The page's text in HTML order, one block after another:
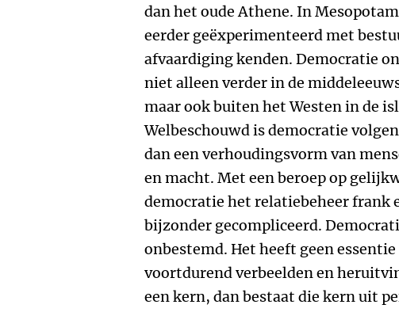
dan het oude Athene. In
eerder geëxperimenteerd met
afvaardiging kenden. Democratie
niet alleen verder in de
maar ook buiten het Westen in de
Welbeschouwd is democratie
dan een verhoudingsvorm van
en macht. Met een beroep op
democratie het relatiebeheer frank
bijzonder gecompliceerd.
onbestemd. Het heeft geen
voortdurend verbeelden en
een kern, dan bestaat die kern uit